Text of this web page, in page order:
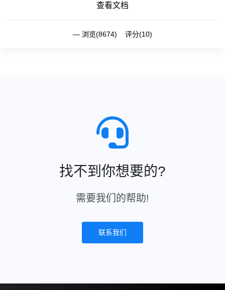
查看文档
浏览(8674) 评分(10)
找不到你想要的?
需要我们的帮助!
联系我们